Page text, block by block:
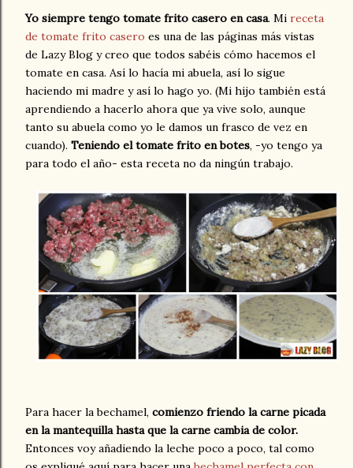
Yo siempre tengo tomate frito casero en casa. Mi receta
de tomate frito casero es una de las páginas más vistas
de Lazy Blog y creo que todos sabéis cómo hacemos el
tomate en casa. Así lo hacía mi abuela, así lo sigue
haciendo mi madre y así lo hago yo. (Mi hijo también está
aprendiendo a hacerlo ahora que ya vive solo, aunque
tanto su abuela como yo le damos un frasco de vez en
cuando). Teniendo el tomate frito en botes, -yo tengo ya
para todo el año- esta receta no da ningún trabajo.
Para hacer la bechamel, comienzo friendo la carne picada
en la mantequilla hasta que la carne cambia de color.
Entonces voy añadiendo la leche poco a poco, tal como